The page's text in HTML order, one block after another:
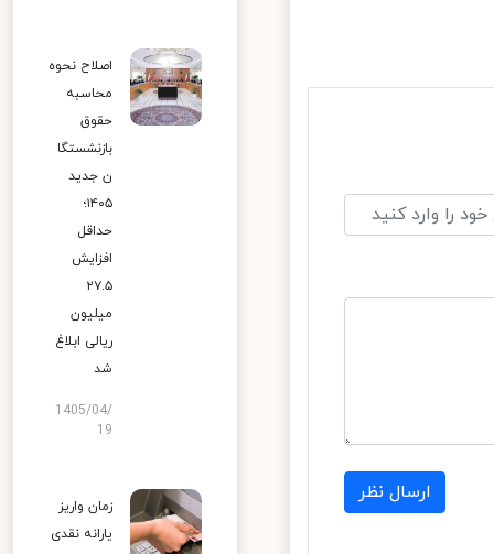
ارسال نظر
اصلاح نحوه
محاسبه
حقوق
بازنشستگا
ن جدید
۱۴۰۵؛
حداقل
افزایش
۲۷.۵
میلیون
ریالی ابلاغ
شد
1405/04/
19
زمان واریز
یارانه نقدی